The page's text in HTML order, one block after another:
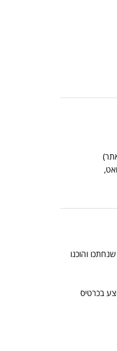
*אין אפשרות לשלוח מוצרים כבדים בדואר שליחים (מוצרים כבדים: ממירים מכניים מ 3000 ואט ומעלה, פאנלים סולאריים מעל 40 ואט,
והוכנו
בוצע בכרטיס